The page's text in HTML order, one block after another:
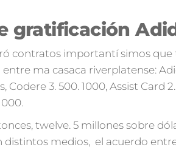
gratificación
contratos importantí simos
ma casaca riverplatense:
Codere 3. 500. 1000, Assist Card
000.
twelve. 5 millones sobre
medios, el acuerdo entre